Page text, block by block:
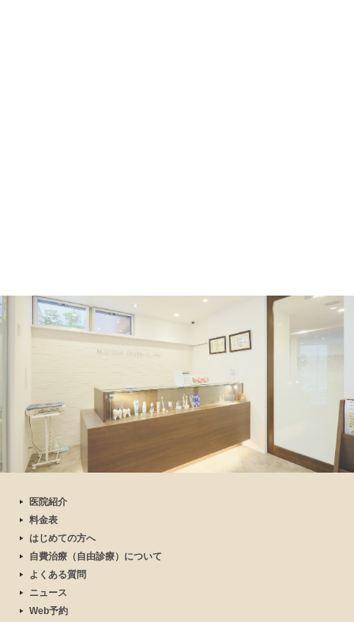
医院紹介
料金表
はじめての方へ
自費治療（自由診療）について
よくある質問
ニュース
Web予約